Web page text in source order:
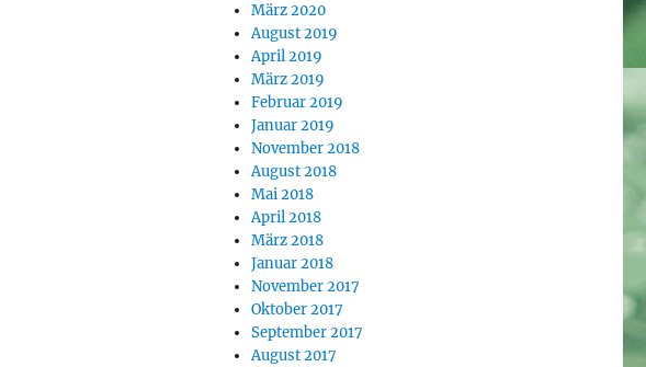
März 2020
August 2019
April 2019
März 2019
Februar 2019
Januar 2019
November 2018
August 2018
Mai 2018
April 2018
März 2018
Januar 2018
November 2017
Oktober 2017
September 2017
August 2017